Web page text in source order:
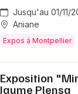
Jusqu'au 01/11/
Aniane
Expos à Montpellier
Exposition
Jaume Plensa